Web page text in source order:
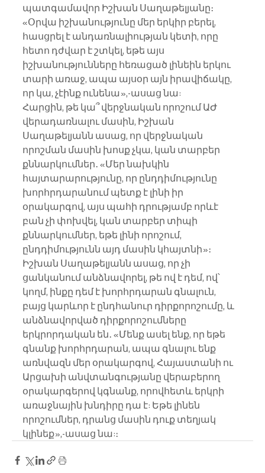
պատգամավոր Իշխան Սաղաթելյանը։
«Օրվա իշխանությունը մեր երկիր բերել,
հասցրել է անդառնալիության կետի, որը
հետո դժվար է շտկել, եթե այս
իշխանությունները հեռացած լինեին երկու
տարի առաջ, ապա այսօր այն իրավիճակը,
որ կա, չէինք ունենա»,-ասաց նա:
Հարցին, թե կա՞ վերջնական որոշում ԱԺ
վերադառնալու մասին, Իշխան
Սաղաթելյանն ասաց, որ վերջնական
որոշման մասին խոսք չկա, կան տարբեր
քննարկումներ․ «Մեր նախկին
հայտարարությունը, որ ընդդիմությունը
խորհրդարանում պետք է լինի իր
օրակարգով, այս պահի դրությամբ որևէ
բան չի փոխվել, կան տարբեր տիպի
քննարկումներ, եթե լինի որոշում,
ընդդիմությունն այդ մասին կհայտնի»։
Իշխան Սաղաթելյանն ասաց, որ չի
ցանկանում անձնավորել, թե ով է դեմ, ով՝
կողմ, ինքը դեմ է խորհրդարան գնալուն,
բայց կարևոր է ընդհանուր դիրքորոշումը, և
անձնավորված դիրքորոշումները
երկրորդական են․ «Մենք ասել ենք, որ եթե
գնանք խորհրդարան, ապա գնալու ենք
առնվազն մեր օրակարգով, Հայաստանի ու
Արցախի անվտանգությանը վերաբերող
օրակարգերով կգնանք, որովհետև երկրի
առաջնային խնդիրը դա է: Եթե լինեն
որոշումներ, դրանց մասին դուք տեղյակ
կլինեք»,-ասաց նա:։